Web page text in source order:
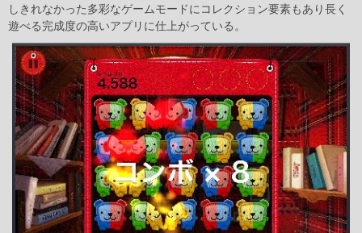
しきれなかった多彩なゲームモードにコレクション要素もあり長く
遊べる完成度の高いアプリに仕上がっている。